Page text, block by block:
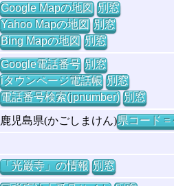
Google Mapの地図 別窓
Yahoo Mapの地図 別窓
Bing Mapの地図 別窓
Google電話番号 別窓
iタウンページ電話帳 別窓
電話番号検索(jpnumber) 別窓
鹿児島県(かごしまけん)県コード =
「光巌寺」の情報 別窓